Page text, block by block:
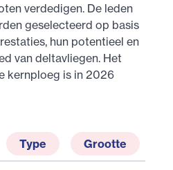
verdedigen. De leden
geselecteerd op basis
hun potentieel en
van deltavliegen. Het
kernploeg is in 2026
Type Grootte